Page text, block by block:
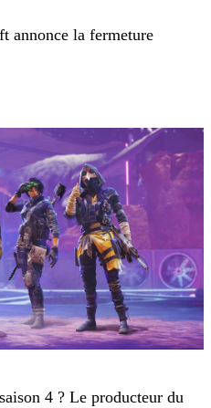
annonce la fermeture
4 ? Le producteur du